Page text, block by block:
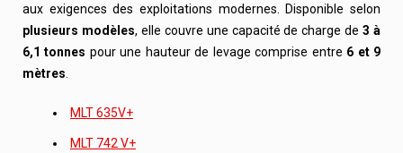
aux exigences des exploitations modernes. Disponible selon
plusieurs modèles, elle couvre une capacité de charge de3 à
6,1 tonnes pour une hauteur de levage comprise entre 6 et 9
mètres
MLT 635V+
MLT 742 V+